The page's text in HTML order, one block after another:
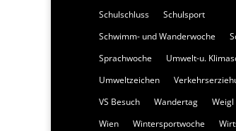
Schulschluss
Schulsport
Schwimm- und Wanderwoche
Sprachwoche
Umwelt-u.
Umweltzeichen
VS Besuch
Wandertag Weigl
Wien
Wintersportwoche